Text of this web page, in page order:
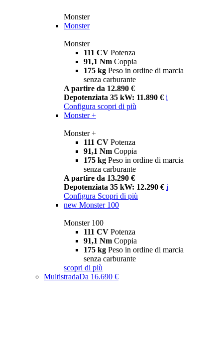
Monster
Monster
Monster
111 CV Potenza
91,1 Nm Coppia
175 kg Peso in ordine di marcia
senza carburante
A partire da 12.890 €
Depotenziata 35 kW: 11.890 € i
Configura scopri di più
Monster +
Monster +
111 CV Potenza
91,1 Nm Coppia
175 kg Peso in ordine di marcia
senza carburante
A partire da 13.290 €
Depotenziata 35 kW: 12.290 € i
Configura Scopri di più
new Monster 100
Monster 100
111 CV Potenza
91,1 Nm Coppia
175 kg Peso in ordine di marcia
senza carburante
scopri di più
MultistradaDa 16.690 €